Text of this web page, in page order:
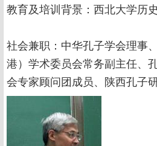
教育及培训背景：西北大学历
社会兼职：中华孔子学会理事
港）学术委员会常务副主任、
会专家顾问团成员、陕西孔子